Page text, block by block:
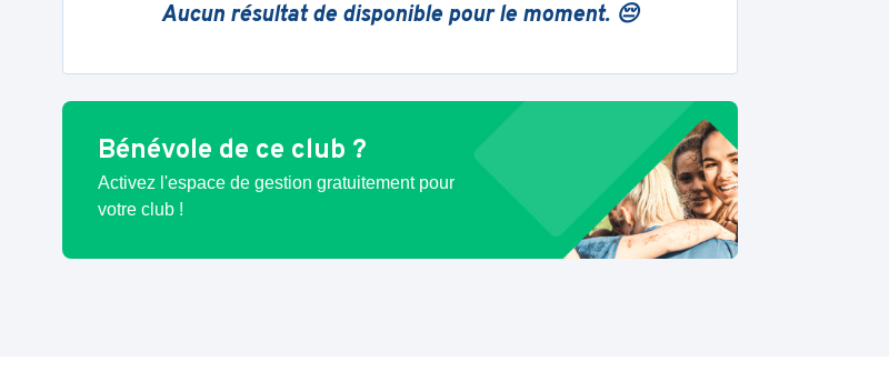
Aucun résultat de disponible pour le moment. 😔
Bénévole de ce club ?
Activez l'espace de gestion gratuitement pour
votre club !